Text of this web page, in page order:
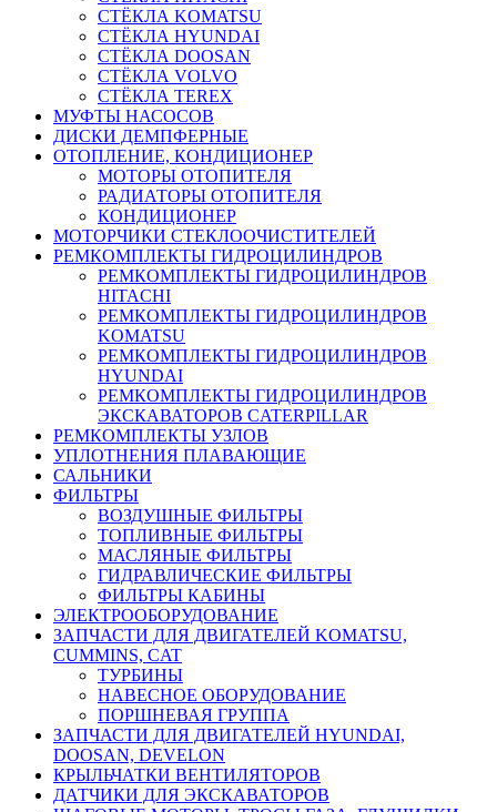
СТЁКЛА KOMATSU
СТЁКЛА HYUNDAI
СТЁКЛА DOOSAN
СТЁКЛА VOLVO
СТЁКЛА TEREX
МУФТЫ НАСОСОВ
ДИСКИ ДЕМПФЕРНЫЕ
ОТОПЛЕНИЕ, КОНДИЦИОНЕР
МОТОРЫ ОТОПИТЕЛЯ
РАДИАТОРЫ ОТОПИТЕЛЯ
КОНДИЦИОНЕР
МОТОРЧИКИ СТЕКЛООЧИСТИТЕЛЕЙ
РЕМКОМПЛЕКТЫ ГИДРОЦИЛИНДРОВ
РЕМКОМПЛЕКТЫ ГИДРОЦИЛИНДРОВ
HITACHI
РЕМКОМПЛЕКТЫ ГИДРОЦИЛИНДРОВ
KOMATSU
РЕМКОМПЛЕКТЫ ГИДРОЦИЛИНДРОВ
HYUNDAI
РЕМКОМПЛЕКТЫ ГИДРОЦИЛИНДРОВ
ЭКСКАВАТОРОВ CATERPILLAR
РЕМКОМПЛЕКТЫ УЗЛОВ
УПЛОТНЕНИЯ ПЛАВАЮЩИЕ
САЛЬНИКИ
ФИЛЬТРЫ
ВОЗДУШНЫЕ ФИЛЬТРЫ
ТОПЛИВНЫЕ ФИЛЬТРЫ
МАСЛЯНЫЕ ФИЛЬТРЫ
ГИДРАВЛИЧЕСКИЕ ФИЛЬТРЫ
ФИЛЬТРЫ КАБИНЫ
ЭЛЕКТРООБОРУДОВАНИЕ
ЗАПЧАСТИ ДЛЯ ДВИГАТЕЛЕЙ KOMATSU,
CUMMINS, CAT
ТУРБИНЫ
НАВЕСНОЕ ОБОРУДОВАНИЕ
ПОРШНЕВАЯ ГРУППА
ЗАПЧАСТИ ДЛЯ ДВИГАТЕЛЕЙ HYUNDAI,
DOOSAN, DEVELON
КРЫЛЬЧАТКИ ВЕНТИЛЯТОРОВ
ДАТЧИКИ ДЛЯ ЭКСКАВАТОРОВ